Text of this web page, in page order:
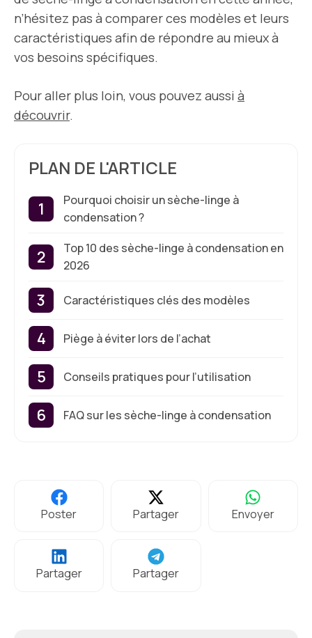
n’hésitez pas à comparer ces modèles et leurs
caractéristiques afin de répondre au mieux à
vos besoins spécifiques.
Pour aller plus loin, vous pouvez aussi à
découvrir.
PLAN DE L'ARTICLE
Pourquoi choisir un sèche-linge à
condensation ?
Top 10 des sèche-linge à condensation en
2026
Caractéristiques clés des modèles
Piège à éviter lors de l’achat
Conseils pratiques pour l’utilisation
FAQ sur les sèche-linge à condensation
Poster Partager Envoyer
Partager Partager